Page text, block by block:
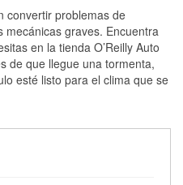
convertir problemas de
mecánicas graves. Encuentra
en la tienda O’Reilly Auto
de que llegue una tormenta,
esté listo para el clima que se